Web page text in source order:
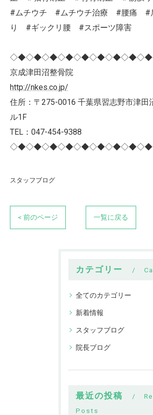
#ムチウチ #ムチウチ治療 #腰痛 #
り #ギックリ腰 #スポーツ障害
京成津田沼整骨院
http://nkes.co.jp/
住所：〒275-0016 千葉県習志野市津田
ル1F
TEL：047-454-9388
スタッフブログ
< 前のページ 一覧に戻る
カテゴリー
全てのカテゴリー
新着情報
スタッフブログ
院長ブログ
最近の投稿
Posts